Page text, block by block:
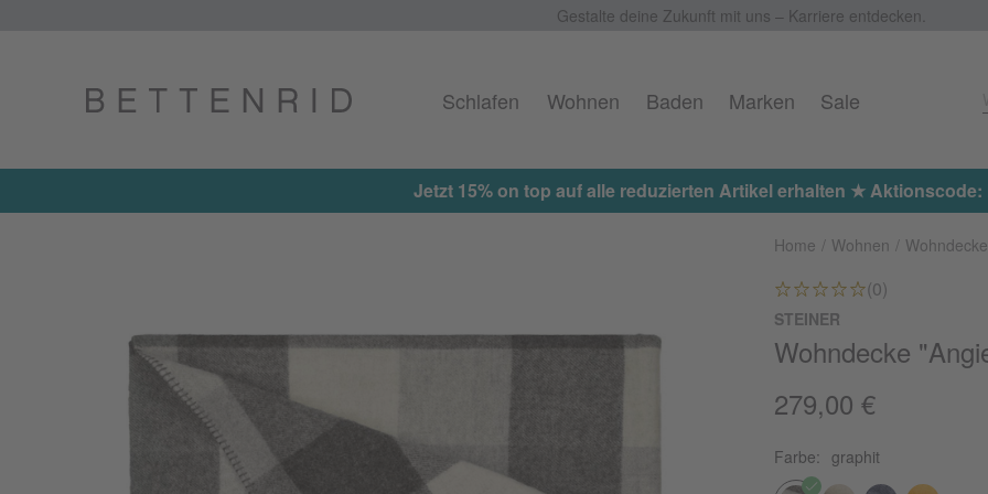
Gestalte deine Zukunft mit uns – Karriere entdecken.
Schlafen Wohnen Baden Marken Sale
Artikel erhalten ★ Aktionscode: EXTRA15
Home Wohnen
(0)
STEINER
Wohndecke
279,00 €
Farbe: graphit